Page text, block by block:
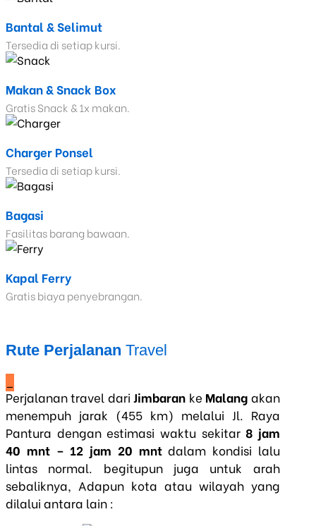
Bantal & Selimut
Tersedia di setiap kursi.
Makan & Snack Box
Gratis Snack & 1x makan.
Charger Ponsel
Tersedia di setiap kursi.
Bagasi
Fasilitas barang bawaan.
Kapal Ferry
Gratis biaya penyebrangan.
Rute Perjalanan Travel
_
Perjalanan travel dariJimbaran ke Malang akan
menempuh jarak (455 km) melalui Jl. Raya
Pantura dengan estimasi waktu sekitar8 jam
40 mnt – 12 jam 20 mntdalam kondisi lalu
lintas normal. begitupun juga untuk arah
sebaliknya, Adapun kota atau wilayah yang
dilalui antara lain :